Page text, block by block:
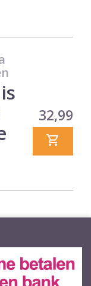
Prijs
32,99